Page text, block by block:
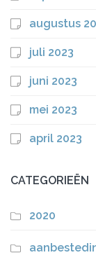
augustus
juli 2023
juni 2023
mei 2023
april 2023
CATEGORIEËN
2020